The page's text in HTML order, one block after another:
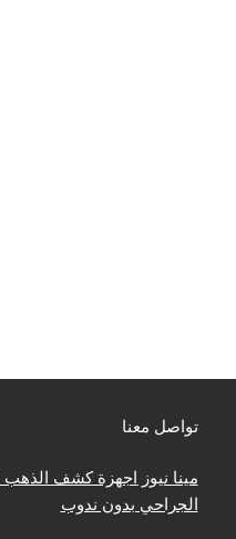
تواصل معنا
مينا نيوز اجهزة كشف الذهب
الجراحي بدون ندوب